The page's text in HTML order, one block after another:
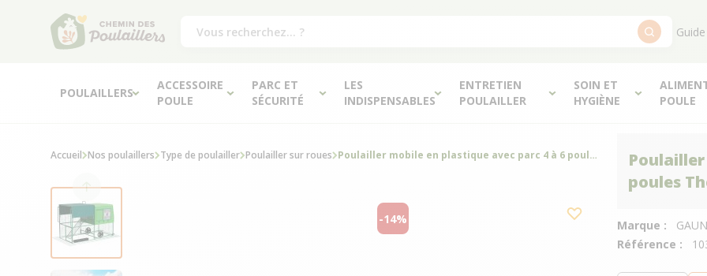
POULAILLERS
ACCESSOIRE
POULE
PARC ET
SÉCURITÉ
LES
INDISPENSABLES
ENTRETIEN
POULAILLER
SOIN ET
HYGIÈNE
POULE
poules
Marque :
GAUN
Référence :
Accueil Nos poulaillers Type de poulailler Poulailler sur roues Poulailler mobile en plastique avec parc 4 à 6 poules The Egg Chalet - Gaun
-14%